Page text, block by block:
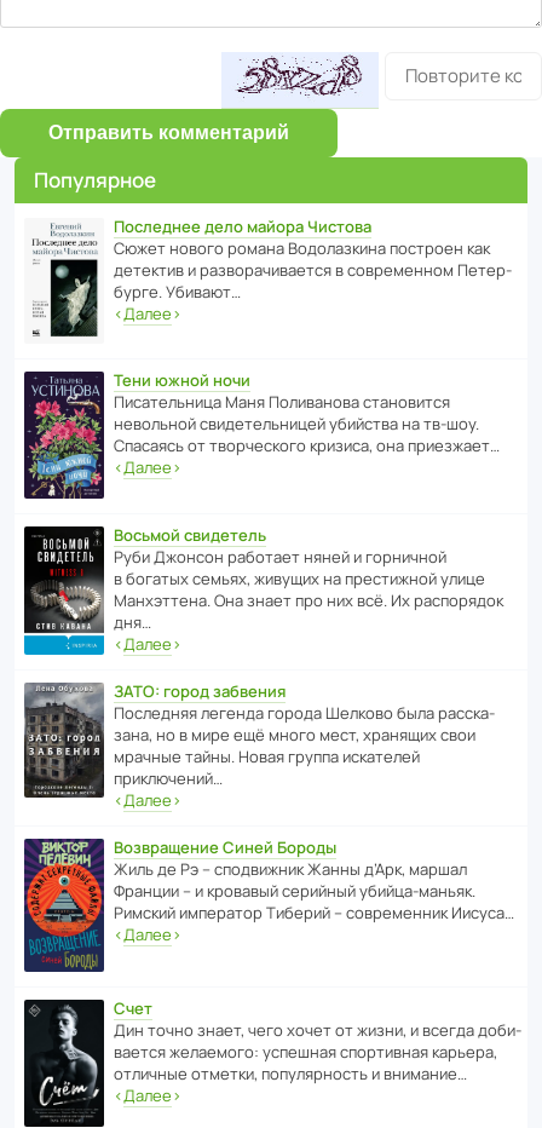
Отправить комментарий
Популярное
Последнее дело майора Чистова
Сюжет нового романа Водо­ла­з­кина пост­роен как
дете­ктив и разво­ра­чи­ва­ется в совре­менном Пете­р­
бурге. Убивают…
‹Далее›
Тени южной ночи
Писа­тель­ница Маня Поли­ва­нова стано­вится
невольной свиде­тель­ницей убийства на тв-шоу.
Спасаясь от твор­че­с­кого кризиса, она приезжает…
‹Далее›
Восьмой свидетель
Руби Джонсон рабо­тает няней и горни­чной
в богатых семьях, живущих на прес­ти­жной улице
Манх­эт­тена. Она знает про них всё. Их распо­рядок
дня…
‹Далее›
ЗАТО: город забвения
После­дняя легенда города Шелково была расска­
зана, но в мире ещё много мест, хранящих свои
мрачные тайны. Новая группа иска­телей
приключений…
‹Далее›
Возвращение Синей Бороды
Жиль де Рэ – спод­ви­жник Жанны д’Арк, маршал
Франции – и кровавый серийный убийца-маньяк.
Римский импе­ратор Тиберий – совре­менник Иисуса…
‹Далее›
Счет
Дин точно знает, чего хочет от жизни, и всегда доби­
ва­ется жела­е­мого: успе­шная спор­ти­вная карьера,
отли­чные отметки, попу­ля­р­ность и внимание…
‹Далее›